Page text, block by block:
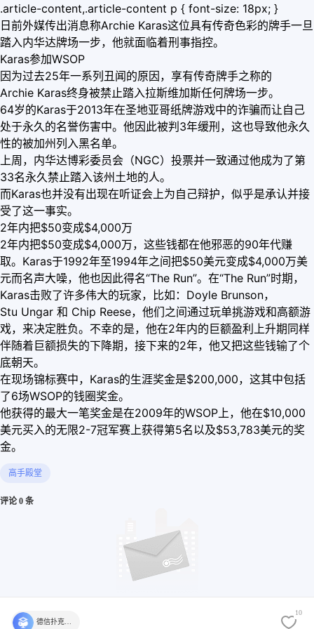
.article-content,.article-content p { font-size: 18px; }
日前外媒传出消息称Archie Karas这位具有传奇色彩的牌手一旦
踏入内华达牌场一步，他就面临着刑事指控。
Karas参加WSOP
因为过去25年一系列丑闻的原因，享有传奇牌手之称的
Archie Karas终身被禁止踏入拉斯维加斯任何牌场一步。
64岁的Karas于2013年在圣地亚哥纸牌游戏中的诈骗而让自己
处于永久的名誉伤害中。他因此被判3年缓刑，这也导致他永久
性的被加州列入黑名单。
上周，内华达博彩委员会（NGC）投票并一致通过他成为了第
33名永久禁止踏入该州土地的人。
而Karas也并没有出现在听证会上为自己辩护，似乎是承认并接
受了这一事实。
2年内把$50变成$4,000万
2年内把$50变成$4,000万，这些钱都在他邪恶的90年代赚
取。Karas于1992年至1994年之间把$50美元变成$4,000万美
元而名声大噪，他也因此得名“The Run”。在“The Run”时期，
Karas击败了许多伟大的玩家，比如：Doyle Brunson，
Stu Ungar 和 Chip Reese，他们之间通过玩单挑游戏和高额游
戏，来决定胜负。不幸的是，他在2年内的巨额盈利上升期同样
伴随着巨额损失的下降期，接下来的2年，他又把这些钱输了个
底朝天。
在现场锦标赛中，Karas的生涯奖金是$200,000，这其中包括
了6场WSOP的钱圈奖金。
他获得的最大一笔奖金是在2009年的WSOP上，他在$10,000
美元买入的无限2-7冠军赛上获得第5名以及$53,783美元的奖
金。
高手殿堂
评论 0 条
10